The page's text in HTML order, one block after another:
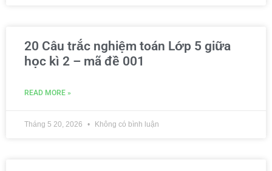
20 Câu trắc nghiệm toán Lớp 5 giữa
học kì 2 – mã đề 001
READ MORE »
Tháng 5 20, 2026 Không có bình luận